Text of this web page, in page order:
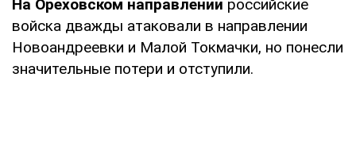
На Ореховском направлении российские
войска дважды атаковали в направлении
Новоандреевки и Малой Токмачки, но понесли
значительные потери и отступили.